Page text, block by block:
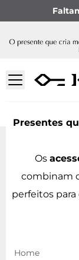
Presentes
Os
combinam
perfeitos